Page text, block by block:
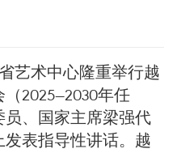
艺术中心隆重举行越
2025—2030年任
、国家主席梁强代
表指导性讲话。越